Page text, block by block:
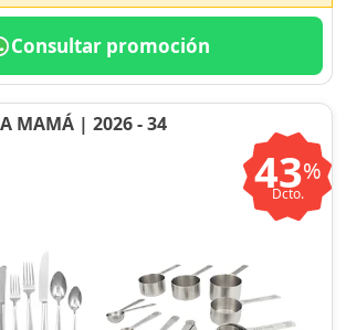
Consultar promoción
MAMÁ | 2026 - 34
43%
Dcto.